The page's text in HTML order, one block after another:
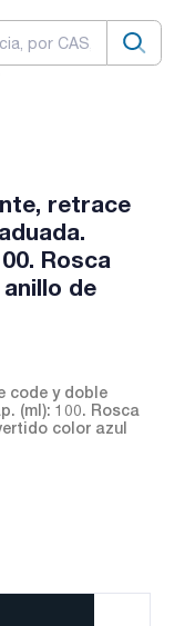
retrace
Rosca
de
code y doble
(ml): 100. Rosca
color azul